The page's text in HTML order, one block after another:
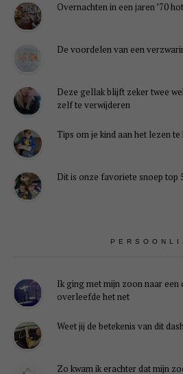
Overnachten in een jaren ’70
De voordelen van een
Deze gellak blijft zeker twee
zelf te verwijderen
Tips om je kind aan het lezen te
Dit is onze favoriete snoep top
Ik ging met mijn zoon naar een
overleefde het net
Weet jij de betekenis van dit
Zo kwam ik erachter dat mijn